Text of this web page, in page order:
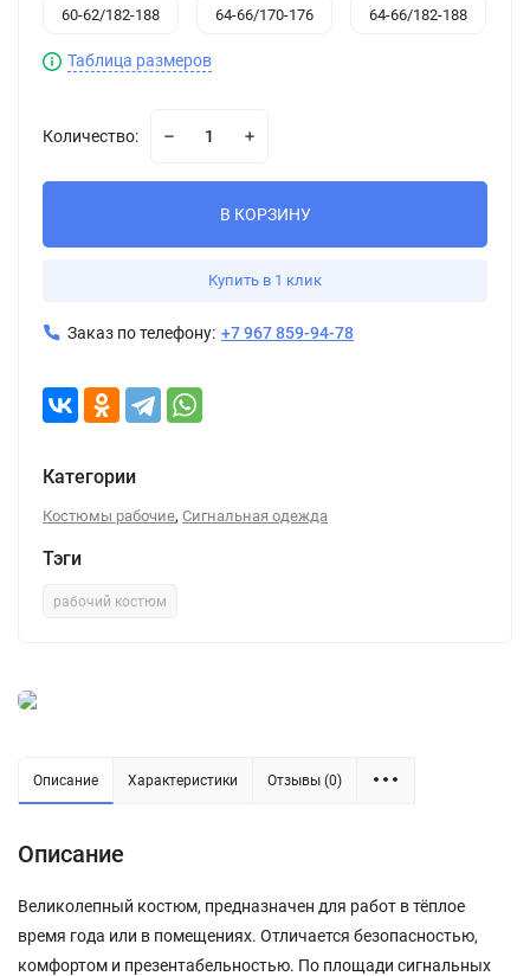
60-62/182-188 64-66/170-176 64-66/182-188
Таблица размеров
Количество:
В КОРЗИНУ
Купить в 1 клик
Заказ по телефону: +7 967 859-94-78
Категории
Костюмы рабочие, Сигнальная одежда
Тэги
рабочий костюм
Описание Характеристики Отзывы (0)
Описание
Великолепный костюм, предназначен для работ в тёплое
время года или в помещениях. Отличается безопасностью,
комфортом и презентабельностью. По площади сигнальных